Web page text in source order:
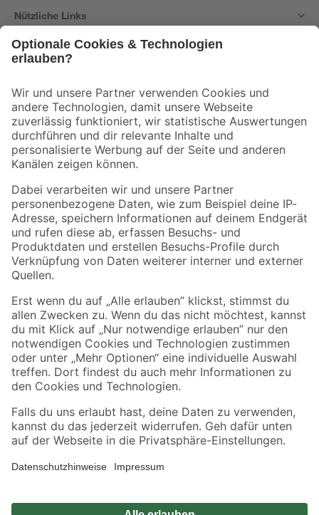
Nützliche Links
Der toom Newsletter: Keine Angebote und Aktionen mehr verpassen!
Zur Newsletter Anmeldung
Folge uns
Zahlungsarten Versandarten
Sicher einkaufen
Jetzt die toom-App herunterladen
Alle Preisangaben in EUR inkl. gesetzl. MwSt.. Die dargestellten Angebote sind unter
Umständen nicht in allen Märkten verfügbar. Die angegebenen Verfügbarkeiten beziehen
Produkte nur solange der Vorrat reicht.
*Paketversand ab 59 € versandkostenfrei, gilt nicht für Artikel mit Speditionsversand, hier
Privatsphäre Impressum